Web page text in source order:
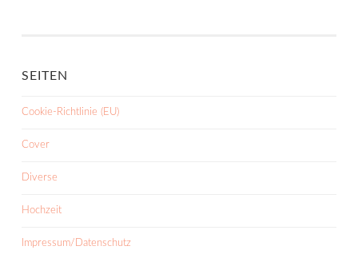
SEITEN
Cookie-Richtlinie (EU)
Cover
Diverse
Hochzeit
Impressum/Datenschutz